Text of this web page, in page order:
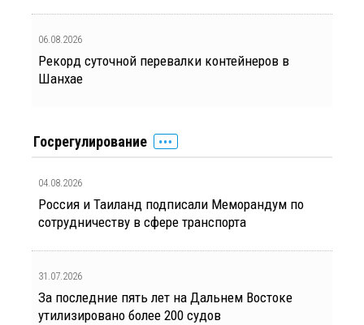
06.08.2026
Рекорд суточной перевалки контейнеров в
Шанхае
Госрегулирование
04.08.2026
Россия и Таиланд подписали Меморандум по
сотрудничеству в сфере транспорта
31.07.2026
За последние пять лет на Дальнем Востоке
утилизировано более 200 судов